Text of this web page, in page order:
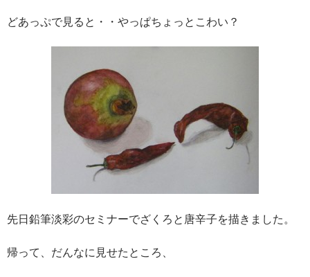
どあっぷで見ると・・やっぱちょっとこわい？
先日鉛筆淡彩のセミナーでざくろと唐辛子を描きました。
帰って、だんなに見せたところ、